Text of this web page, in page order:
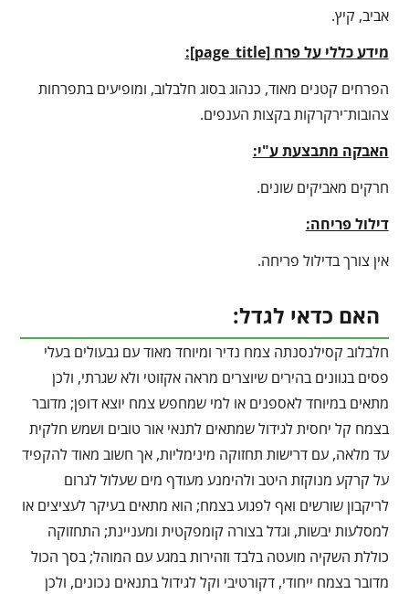
אביב, קיץ.
מידע כללי על פרח [page_title
]:
הפרחים קטנים מאוד, כנהוג בסוג חלבלוב, ומופיעים בתפרחות
צהובות־ירקרקות בקצות הענפים.
האבקה מתבצעת ע"י:
חרקים מאביקים שונים.
דילול פריחה:
אין צורך בדילול פריחה.
האם כדאי לגדל:
חלבלוב קסילנסנתה צמח נדיר ומיוחד מאוד עם גבעולים בעלי
פסים בגוונים בהירים שיוצרים מראה אקזוטי ולא שגרתי, ולכן
מתאים במיוחד לאספנים או למי שמחפש צמח יוצא דופן; מדובר
בצמח קל יחסית לגידול שמתאים לתנאי אור טובים ושמש חלקית
עד מלאה, עם דרישות תחזוקה מינימליות, אך חשוב מאוד להקפיד
על קרקע מנוקזת היטב ולהימנע מעודף מים שעלול לגרום
לריקבון שורשים ואף לפגוע בצמח; הוא מתאים בעיקר לעציצים או
למסלעות יבשות, וגדל בצורה קומפקטית ומעניינת; התחזוקה
כוללת השקיה מועטה בלבד וזהירות במגע עם המוהל; בסך הכול
מדובר בצמח ייחודי, דקורטיבי וקל לגידול בתנאים נכונים, ולכן